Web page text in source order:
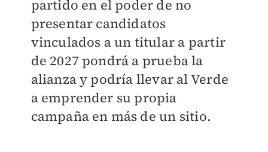
partido en el poder de no
presentar candidatos
vinculados a un titular a partir
de 2027 pondrá a prueba la
alianza y podría llevar al Verde
a emprender su propia
campaña en más de un sitio.